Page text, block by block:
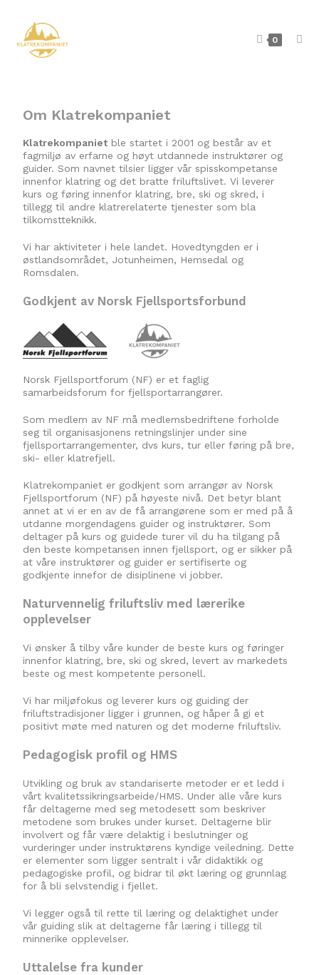
0
Om Klatrekompaniet
Klatrekompaniet ble startet i 2001 og består av et
fagmiljø av erfarne og høyt utdannede instruktører og
guider. Som navnet tilsier ligger vår spisskompetanse
innenfor klatring og det bratte friluftslivet. Vi leverer
kurs og føring innenfor klatring, bre, ski og skred, i
tillegg til andre klatrerelaterte tjenester som bla
tilkomstteknikk.
Vi har aktiviteter i hele landet. Hovedtyngden er i
østlandsområdet, Jotunheimen, Hemsedal og
Romsdalen.
Godkjent av Norsk Fjellsportsforbund
Norsk Fjellsportforum (NF) er et faglig
samarbeidsforum for fjellsportarrangører.
Som medlem av NF må medlemsbedriftene forholde
seg til organisasjonens retningslinjer under sine
fjellsportarrangementer, dvs kurs, tur eller føring på bre,
ski- eller klatrefjell.
Klatrekompaniet er godkjent som arrangør av Norsk
Fjellsportforum (NF) på høyeste nivå. Det betyr blant
annet at vi er en av de få arrangørene som er med på å
utdanne morgendagens guider og instruktører. Som
deltager på kurs og guidede turer vil du ha tilgang på
den beste kompetansen innen fjellsport, og er sikker på
at våre instruktører og guider er sertifiserte og
godkjente innefor de disiplinene vi jobber.
Naturvennelig friluftsliv med lærerike
opplevelser
Vi ønsker å tilby våre kunder de beste kurs og føringer
innenfor klatring, bre, ski og skred, levert av markedets
beste og mest kompetente personell.
Vi har miljøfokus og leverer kurs og guiding der
friluftstradisjoner ligger i grunnen, og håper å gi et
positivt møte med naturen og det moderne friluftsliv.
Pedagogisk profil og HMS
Utvikling og bruk av standariserte metoder er et ledd i
vårt kvalitetssikringsarbeide/HMS. Under alle våre kurs
får deltagerne med seg metodesett som beskriver
metodene som brukes under kurset. Deltagerne blir
involvert og får være delaktig i beslutninger og
vurderinger under instruktørens kyndige veiledning. Dette
er elementer som ligger sentralt i vår didaktikk og
pedagogiske profil, og bidrar til økt læring og grunnlag
for å bli selvstendig i fjellet.
Vi legger også til rette til læring og delaktighet under
vår guiding slik at deltagerne får læring i tillegg til
minnerike opplevelser.
Uttalelse fra kunder